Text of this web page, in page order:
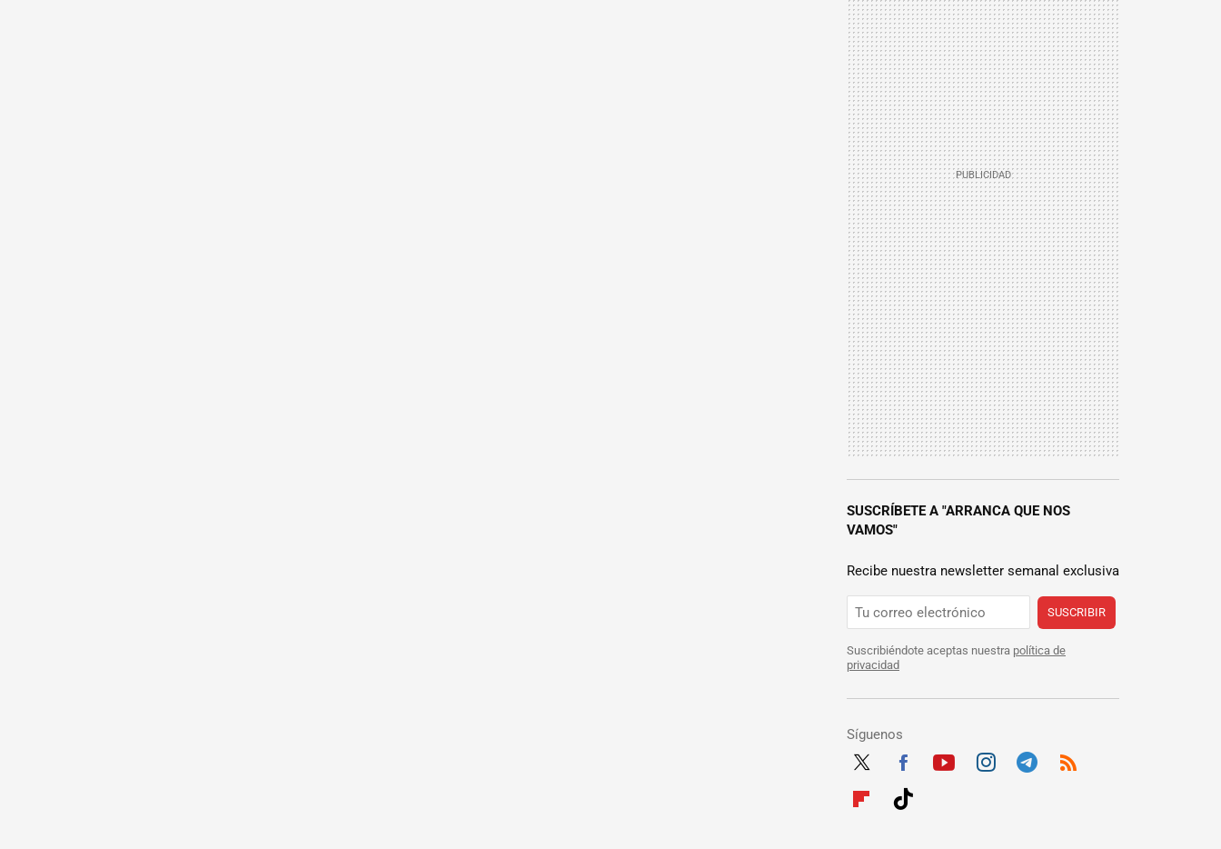
SUSCRÍBETE A "ARRANCA QUE NOS
VAMOS"
Recibe nuestra newsletter semanal exclusiva
SUSCRIBIR
Suscribiéndote aceptas nuestra política de
privacidad
Síguenos
Twit
Fac